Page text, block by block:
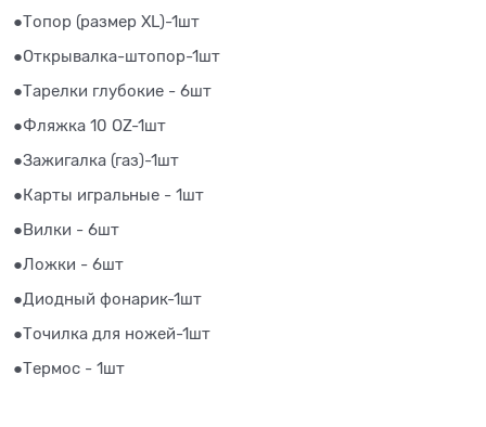
●Топор (размер XL)-1шт
●Открывалка-штопор-1шт
●Тарелки глубокие - 6шт
●Фляжка 10 OZ-1шт
●Зажигалка (газ)-1шт​ ​ ​ ​ ​ ​ ​ ​ ​ ​ ​ ​ ​ ​ ​ ​ ​ ​ ​ ​ ​ ​ ​ ​ ​ ​ ​
●Карты игральные - 1шт
●Вилки - 6шт
●Ложки - 6шт
●Диодный фонарик-1шт
●Точилка для ножей-1шт
●Термос - 1шт